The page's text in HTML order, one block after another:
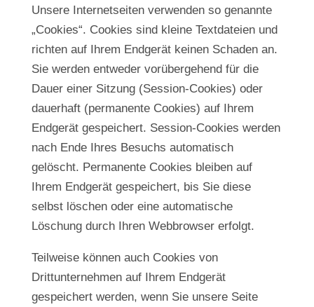
Unsere Internetseiten verwenden so genannte
„Cookies“. Cookies sind kleine Textdateien und
richten auf Ihrem Endgerät keinen Schaden an.
Sie werden entweder vorübergehend für die
Dauer einer Sitzung (Session-Cookies) oder
dauerhaft (permanente Cookies) auf Ihrem
Endgerät gespeichert. Session-Cookies werden
nach Ende Ihres Besuchs automatisch
gelöscht. Permanente Cookies bleiben auf
Ihrem Endgerät gespeichert, bis Sie diese
selbst löschen oder eine automatische
Löschung durch Ihren Webbrowser erfolgt.
Teilweise können auch Cookies von
Drittunternehmen auf Ihrem Endgerät
gespeichert werden, wenn Sie unsere Seite